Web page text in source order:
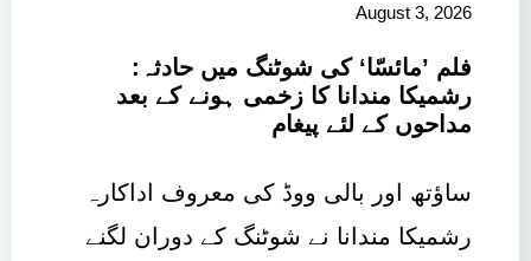
August 3, 2026
فلم ’مائسّا‘ کی شوٹنگ میں حادثہ:
رشمیکا مندانا کا زخمی ہونے کے بعد
مداحوں کے لئے پیغام
ساؤتھ اور بالی ووڈ کی معروف اداکارہ
رشمیکا مندانا نے شوٹنگ کے دوران لگنے